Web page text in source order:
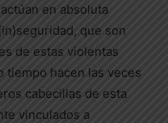
en absoluta
que son
de estas violentas
tiempo hacen las veces
cabecillas de esta
vinculados a